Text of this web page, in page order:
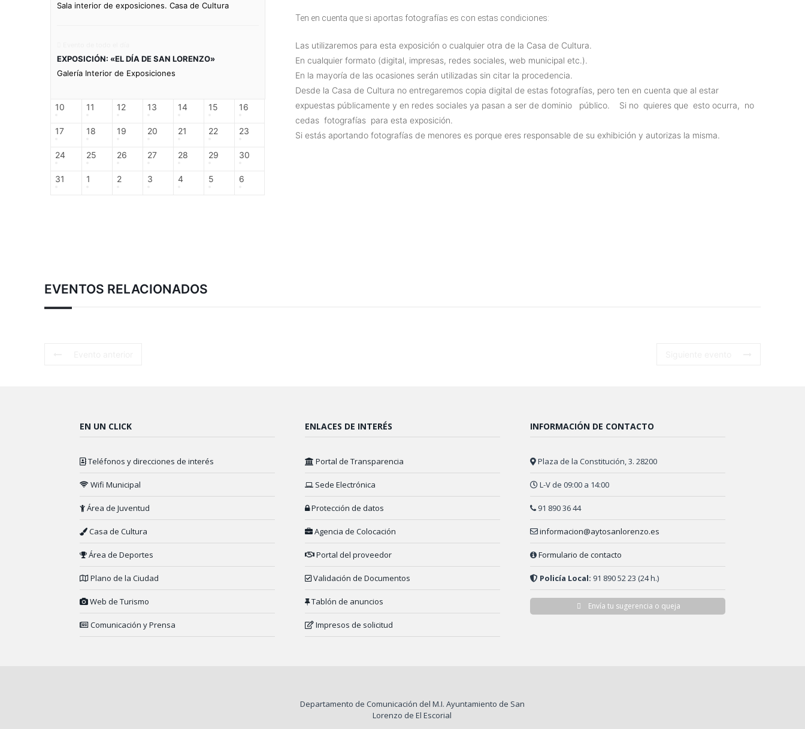
Sala interior de exposiciones. Casa de Cultura
EXPOSICIÓN: «EL DÍA DE SAN LORENZO»
Galería Interior de Exposiciones
10 11 12 13 14 15 16
17 18 19 20 21 22 23
24 25 26 27 28 29 30
31 1 2 3 4 5 6
Ten en cuenta que si aportas fotografías es con estas condiciones:
Las utilizaremos para esta exposición o cualquier otra de la Casa de Cultura.
En cualquier formato (digital, impresas, redes sociales, web municipal etc.).
En la mayoría de las ocasiones serán utilizadas sin citar la procedencia.
Desde la Casa de Cultura no entregaremos copia digital de estas fotografías, pero ten en cuenta que al estar
expuestas públicamente y en redes sociales ya pasan a ser de dominio público. Si no quieres que esto ocurra, no
cedas fotografías para esta exposición.
Si estás aportando fotografías de menores es porque eres responsable de su exhibición y autorizas la misma.
EVENTOS RELACIONADOS
EN UN CLICK
Teléfonos y direcciones de interés
Wifi Municipal
Área de Juventud
Casa de Cultura
Área de Deportes
Plano de la Ciudad
Web de Turismo
Comunicación y Prensa
ENLACES DE INTERÉS
Portal de Transparencia
Sede Electrónica
Protección de datos
Agencia de Colocación
Portal del proveedor
Validación de Documentos
Tablón de anuncios
Impresos de solicitud
INFORMACIÓN DE CONTACTO
Plaza de la Constitución, 3. 28200
L-V de 09:00 a 14:00
91 890 36 44
informacion@aytosanlorenzo.es
Formulario de contacto
Policía Local: 91 890 52 23 (24 h.)
Envía tu sugerencia o queja
Departamento de Comunicación del M.I. Ayuntamiento de San
Lorenzo de El Escorial